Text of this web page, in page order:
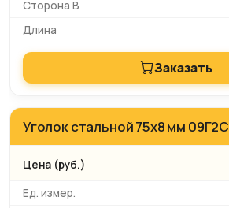
Заказать
Уголок стальной 75х8 мм 09Г2С